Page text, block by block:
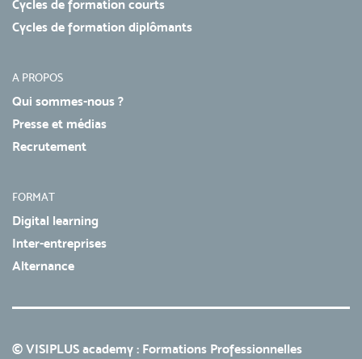
Cycles de formation courts
Cycles de formation diplômants
A PROPOS
Qui sommes-nous ?
Presse et médias
Recrutement
FORMAT
Digital learning
Inter-entreprises
Alternance
© VISIPLUS academy : Formations Professionnelles